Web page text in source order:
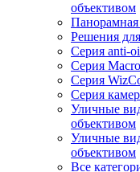
объективом
Панорамная
Решения
Серия anti-
Серия
Серия
Серия
Уличные
объективом
Уличные
объективом
Все